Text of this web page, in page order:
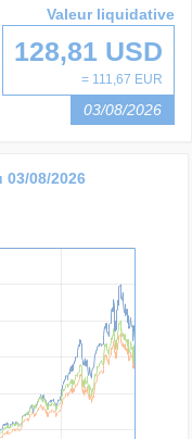
Valeur liquidative
128,81 USD
= 111,67 EUR
03/08/2026
03/08/2026